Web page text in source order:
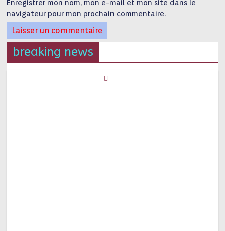
Enregistrer mon nom, mon e-mail et mon site dans le
navigateur pour mon prochain commentaire.
breaking news